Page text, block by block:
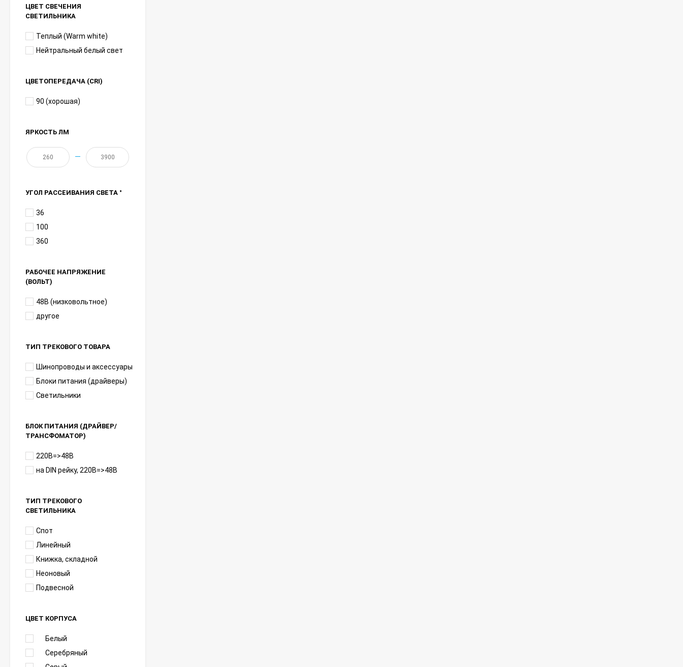
ЦВЕТ СВЕЧЕНИЯ
СВЕТИЛЬНИКА
Теплый (Warm white)
Нейтральный белый свет
ЦВЕТОПЕРЕДАЧА (CRI)
90 (хорошая)
ЯРКОСТЬ ЛМ
—
УГОЛ РАССЕИВАНИЯ СВЕТА °
36
100
360
РАБОЧЕЕ НАПРЯЖЕНИЕ
(ВОЛЬТ)
48В (низковольтное)
другое
ТИП ТРЕКОВОГО ТОВАРА
Шинопроводы и аксессуары
Блоки питания (драйверы)
Светильники
БЛОК ПИТАНИЯ (ДРАЙВЕР/
ТРАНСФОМАТОР)
220В=>48В
на DIN рейку, 220В=>48В
ТИП ТРЕКОВОГО
СВЕТИЛЬНИКА
Спот
Линейный
Книжка, складной
Неоновый
Подвесной
ЦВЕТ КОРПУСА
Белый
Серебряный